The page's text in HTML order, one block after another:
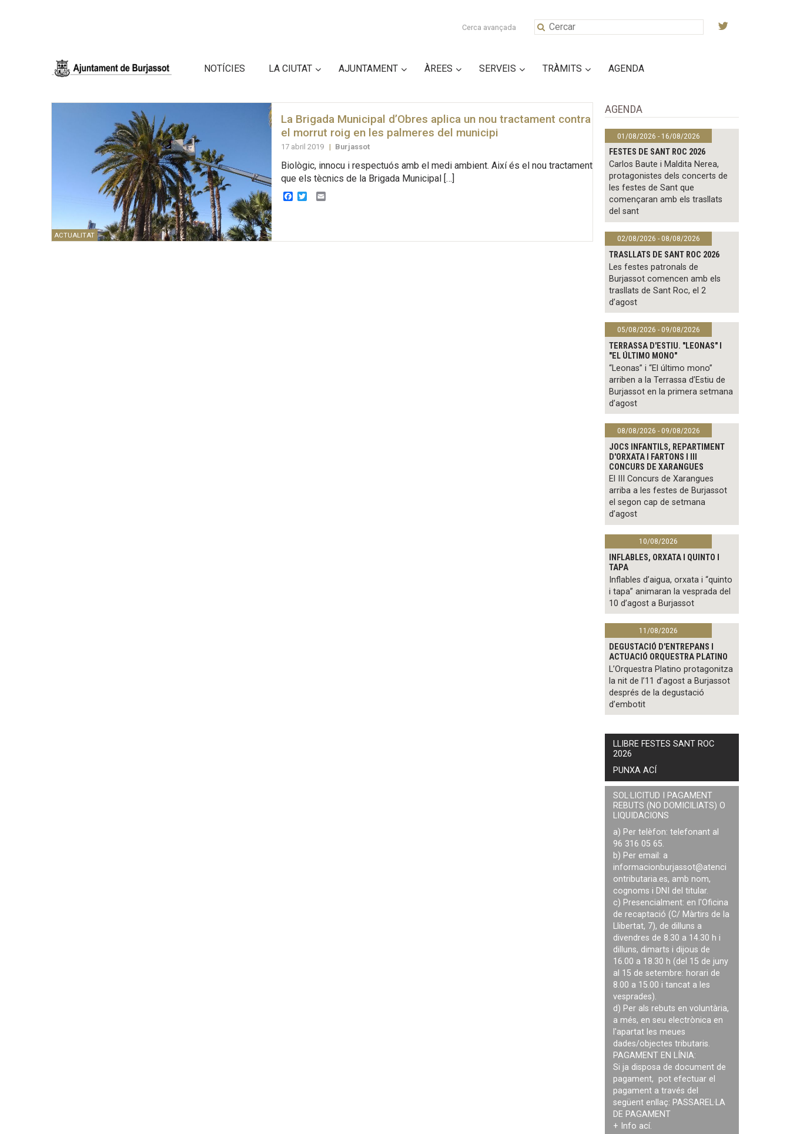
Cerca avançada
NOTÍCIES LA CIUTAT AJUNTAMENT ÀREES SERVEIS TRÀMITS AGENDA
ACTUALITAT
La Brigada Municipal d’Obres aplica un nou tractament contra
el morrut roig en les palmeres del municipi
17 abril 2019 | Burjassot
Biològic, innocu i respectuós amb el medi ambient. Així és el nou tractament
que els tècnics de la Brigada Municipal […]
Facebook
TwitterEmail
AGENDA
01/08/2026 - 16/08/2026
FESTES DE SANT ROC 2026
Carlos Baute i Maldita Nerea,
protagonistes dels concerts de
les festes de Sant que
començaran amb els trasllats
del sant
02/08/2026 - 08/08/2026
TRASLLATS DE SANT ROC 2026
Les festes patronals de
Burjassot comencen amb els
trasllats de Sant Roc, el 2
d’agost
05/08/2026 - 09/08/2026
TERRASSA D'ESTIU. "LEONAS" I
"EL ÚLTIMO MONO"
“Leonas” i “El último mono”
arriben a la Terrassa d’Estiu de
Burjassot en la primera setmana
d’agost
08/08/2026 - 09/08/2026
JOCS INFANTILS, REPARTIMENT
D'ORXATA I FARTONS I III
CONCURS DE XARANGUES
El III Concurs de Xarangues
arriba a les festes de Burjassot
el segon cap de setmana
d’agost
10/08/2026
INFLABLES, ORXATA I QUINTO I
TAPA
Inflables d’aigua, orxata i “quinto
i tapa” animaran la vesprada del
10 d’agost a Burjassot
11/08/2026
DEGUSTACIÓ D'ENTREPANS I
ACTUACIÓ ORQUESTRA PLATINO
L’Orquestra Platino protagonitza
la nit de l’11 d’agost a Burjassot
després de la degustació
d’embotit
LLIBRE FESTES SANT ROC
2026
PUNXA ACÍ
SOL·LICITUD I PAGAMENT
REBUTS (NO DOMICILIATS) O
LIQUIDACIONS
a) Per telèfon: telefonant al
96 316 05 65.
b) Per email: a
informacionburjassot@atenci
ontributaria.es, amb nom,
cognoms i DNI del titular.
c) Presencialment: en l'Oficina
de recaptació (C/ Màrtirs de la
Llibertat, 7), de dilluns a
divendres de 8.30 a 14.30 h i
dilluns, dimarts i dijous de
16.00 a 18.30 h (del 15 de juny
al 15 de setembre: horari de
8.00 a 15.00 i tancat a les
vesprades).
d) Per als rebuts en voluntària,
a més, en seu electrònica en
l'apartat les meues
dades/objectes tributaris.
PAGAMENT EN LÍNIA:
Si ja disposa de document de
pagament, pot efectuar el
pagament a través del
següent enllaç: PASSAREL·LA
DE PAGAMENT
+ Info ací.